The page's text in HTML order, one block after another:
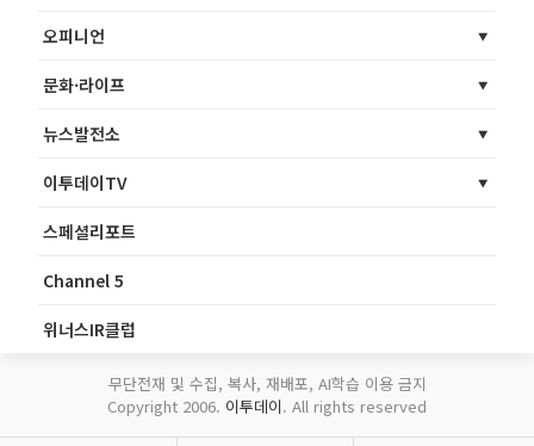
오피니언
문화·라이프
뉴스발전소
이투데이TV
스페셜리포트
Channel 5
위너스IR클럽
무단전재 및 수집, 복사, 재배포, AI학습 이용 금지
Copyright 2006. 이투데이. All rights reserved